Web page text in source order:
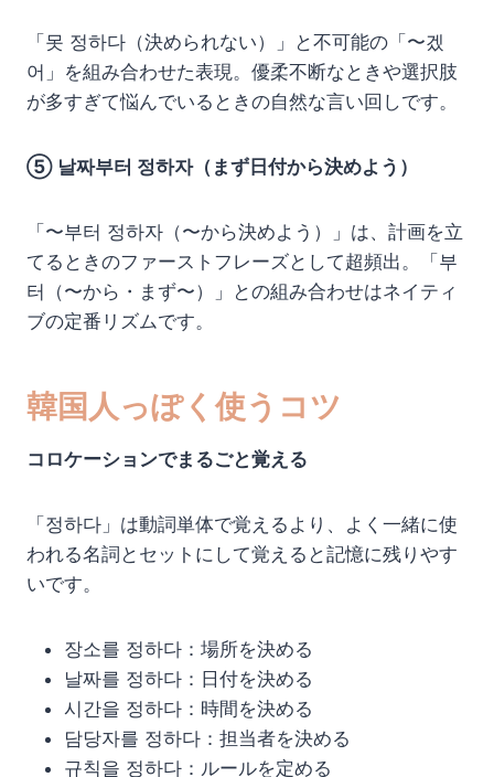
「못 정하다（決められない）」と不可能の「〜겠
어」を組み合わせた表現。優柔不断なときや選択肢
が多すぎて悩んでいるときの自然な言い回しです。
⑤ 날짜부터 정하자（まず日付から決めよう）
「〜부터 정하자（〜から決めよう）」は、計画を立
てるときのファーストフレーズとして超頻出。「부
터（〜から・まず〜）」との組み合わせはネイティ
ブの定番リズムです。
韓国人っぽく使うコツ
コロケーションでまるごと覚える
「정하다」は動詞単体で覚えるより、よく一緒に使
われる名詞とセットにして覚えると記憶に残りやす
いです。
장소를 정하다：場所を決める
날짜를 정하다：日付を決める
시간을 정하다：時間を決める
담당자를 정하다：担当者を決める
규칙을 정하다：ルールを定める